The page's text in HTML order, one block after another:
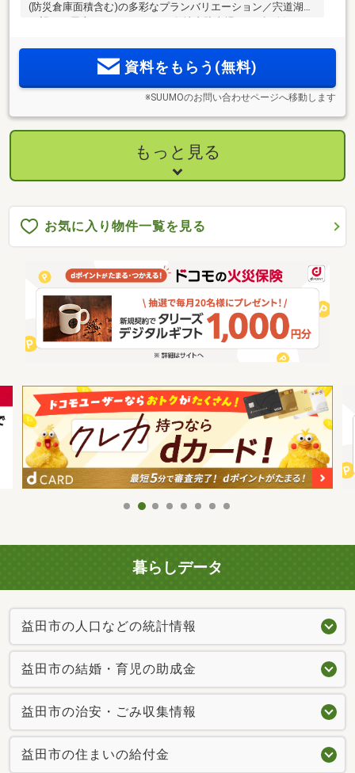
(防災倉庫面積含む)の多彩なプランバリエーション／宍道湖を
資料をもらう(無料)
※SUUMOのお問い合わせページへ移動します
もっと見る
お気に入り物件一覧を見る
暮らしデータ
益田市の人口などの統計情報
益田市の結婚・育児の助成金
益田市の治安・ごみ収集情報
益田市の住まいの給付金